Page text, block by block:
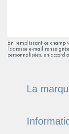
En remplissant ce champ
l’adresse e-mail
personnalisées, en accord
La